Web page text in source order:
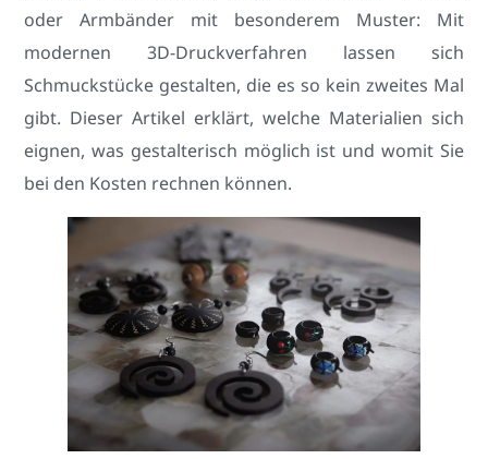
oder Armbänder mit besonderem Muster: Mit
modernen 3D-Druckverfahren lassen sich
Schmuckstücke gestalten, die es so kein zweites Mal
gibt. Dieser Artikel erklärt, welche Materialien sich
eignen, was gestalterisch möglich ist und womit Sie
bei den Kosten rechnen können.